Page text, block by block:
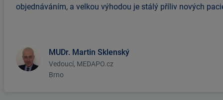
objednáváním, a velkou výhodou je stálý příliv nových
MUDr. Martin Sklenský
Vedoucí, MEDAPO.cz
Brno